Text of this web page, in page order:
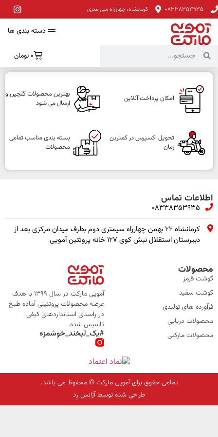
08338353935 کرمانشاه، چهارراه سی متری
دسته بندی ها
0 تومان
امکان پرداخت آنلاین
بهترین محصولات گلچین و
ارسال می شود
تحویل اکسپرس در کمترین
زمان
بسته بندی مناسب تمامی
محصولات
اطلاعات تماس
08338353935
کرمانشاه ۲۲ بهمن چهارراه سیمتری دوم بطرف میدان مرکزی بعد از
دبیرستان استقلال نبش کوی ۱۲۷ خانه پروتئین آمویی
محصولات
گوشت قرمز
گوشت سفید
فرآورده های تولیدی
محصولات دریایی
محصولات مارکتی
آمویی مارکت در سال 1399 با هدف
عرضه محصولات پروتئینی آماده طبخ
در راستای استانداردهای کیفی
تاسیس شده.
#یک_لبخند_خوشمزه
تمامی حقوق برای آمویی مارکت © محفوظ می باشد.
طراحی شده توسط آژانس رِد